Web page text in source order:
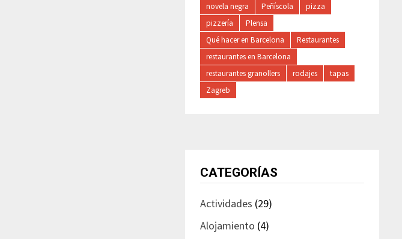
novela negra
Peñíscola
pizza
pizzería
Plensa
Qué hacer en Barcelona
Restaurantes
restaurantes en Barcelona
restaurantes granollers
rodajes
tapas
Zagreb
CATEGORÍAS
Actividades (29)
Alojamiento (4)